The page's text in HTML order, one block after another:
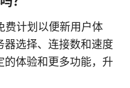
费计划以便新用户体
选择、连接数和速度
的体验和更多功能，升